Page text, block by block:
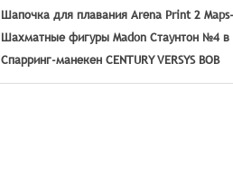
Шапочка для плавания Arena Print 2
Шахматные фигуры Madon Стаунтон №4 в
Спарринг-манекен CENTURY VERSYS BOB